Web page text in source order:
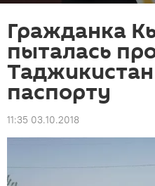
Гражданка
пыталась
паспорту
11:35 03.10.2018